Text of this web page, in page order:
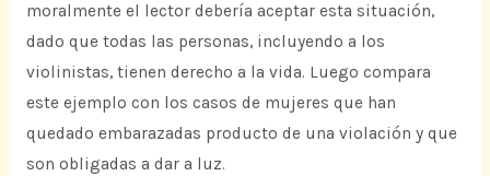
moralmente el lector debería aceptar esta situación,
dado que todas las personas, incluyendo a los
violinistas, tienen derecho a la vida. Luego compara
este ejemplo con los casos de mujeres que han
quedado embarazadas producto de una violación y que
son obligadas a dar a luz.